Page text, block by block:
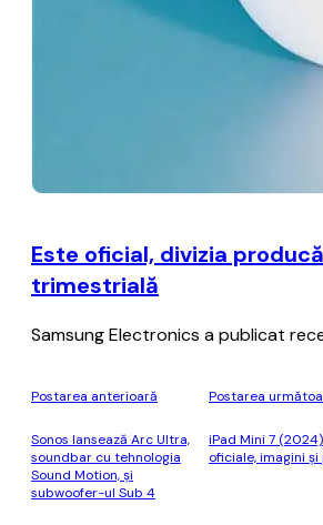
Este oficial, divizia
trimestrială
Samsung Electronics a publicat
Postarea anterioară
Sonos lansează Arc Ultra,
soundbar cu tehnologia
Sound Motion, și
subwoofer-ul Sub 4
Postarea
iPad Mini 7
oficiale, imagini